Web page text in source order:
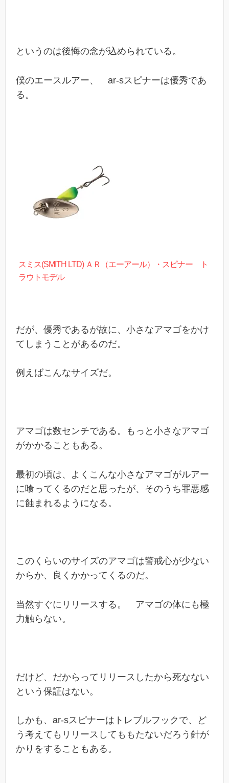
というのは後悔の念が込められている。
僕のエースルアー、 ar-sスピナーは優秀であ
る。
スミス(SMITH LTD) ＡＲ（エーアール）・スピナー ト
ラウトモデル
だが、優秀であるが故に、小さなアマゴをかけ
てしまうことがあるのだ。
例えばこんなサイズだ。
アマゴは数センチである。もっと小さなアマゴ
がかかることもある。
最初の頃は、よくこんな小さなアマゴがルアー
に喰ってくるのだと思ったが、そのうち罪悪感
に蝕まれるようになる。
このくらいのサイズのアマゴは警戒心が少ない
からか、良くかかってくるのだ。
当然すぐにリリースする。 アマゴの体にも極
力触らない。
だけど、だからってリリースしたから死なない
という保証はない。
しかも、ar-sスピナーはトレブルフックで、ど
う考えてもリリースしてももたないだろう針が
かりをすることもある。